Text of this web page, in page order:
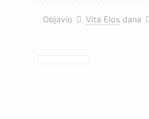
Objavio Vita Elos dana